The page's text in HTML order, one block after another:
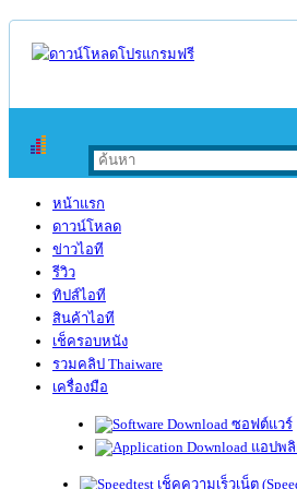
หน้าแรก
ดาวน์โหลด
ข่าวไอที
รีวิว
ทิปส์ไอที
สินค้าไอที
เช็ครอบหนัง
รวมคลิป Thaiware
เครื่องมือ
ซอฟต์แวร์
แอปพ
เช็คความเร็วเน็ต